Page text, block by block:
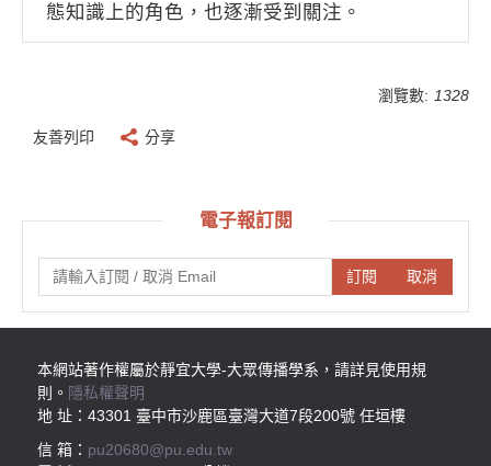
態知識上的角色，也逐漸受到關注。
瀏覽數: 1328
友善列印 分享
電子報訂閱
訂閱 取消
本網站著作權屬於靜宜大學-大眾傳播學系，請詳見使用規
則。 隱私權聲明
地 址：43301 臺中市沙鹿區臺灣大道7段200號 任垣樓
信 箱： pu20680@pu.edu.tw